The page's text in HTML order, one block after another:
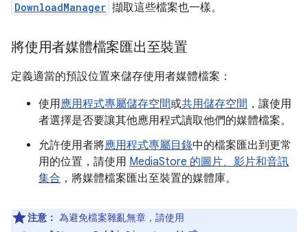
DownloadManager 擷取這些檔案也一樣。
將使用者媒體檔案匯出至裝置
定義適當的預設位置來儲存使用者媒體檔案：
使用應用程式專屬儲存空間或共用儲存空間 ，讓使用
者選擇是否要讓其他應用程式讀取他們的媒體檔案。
允許使用者將應用程式專屬目錄中的檔案匯出到更常
用的位置，請使用 MediaStore 的圖片、影片和音訊
集合 ，將媒體檔案匯出至裝置的媒體庫。
注意： 為避免檔案雜亂無章，請使用